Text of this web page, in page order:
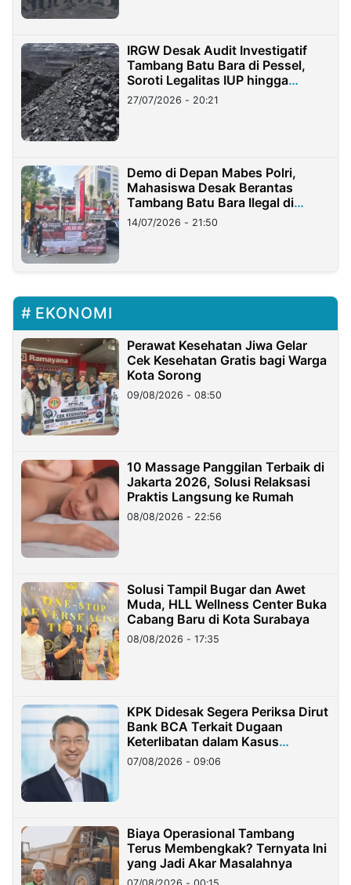
IRGW Desak Audit Investigatif
Tambang Batu Bara di Pessel,
Soroti Legalitas IUP hingga
Stockpile
27/07/2026 - 20:21
Demo di Depan Mabes Polri,
Mahasiswa Desak Berantas
Tambang Batu Bara Ilegal di
Lampung
14/07/2026 - 21:50
EKONOMI
Perawat Kesehatan Jiwa Gelar
Cek Kesehatan Gratis bagi Warga
Kota Sorong
09/08/2026 - 08:50
10 Massage Panggilan Terbaik di
Jakarta 2026, Solusi Relaksasi
Praktis Langsung ke Rumah
08/08/2026 - 22:56
Solusi Tampil Bugar dan Awet
Muda, HLL Wellness Center Buka
Cabang Baru di Kota Surabaya
08/08/2026 - 17:35
KPK Didesak Segera Periksa Dirut
Bank BCA Terkait Dugaan
Keterlibatan dalam Kasus
Hilangnya Dana Nasabah Rp2,58
Miliar
07/08/2026 - 09:06
Biaya Operasional Tambang
Terus Membengkak? Ternyata Ini
yang Jadi Akar Masalahnya